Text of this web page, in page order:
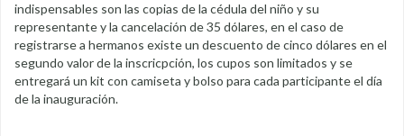
indispensables son las copias de la cédula del niño y su
representante y la cancelación de 35 dólares, en el caso de
registrarse a hermanos existe un descuento de cinco dólares en el
segundo valor de la inscricpción, los cupos son limitados y se
entregará un kit con camiseta y bolso para cada participante el día
de la inauguración.